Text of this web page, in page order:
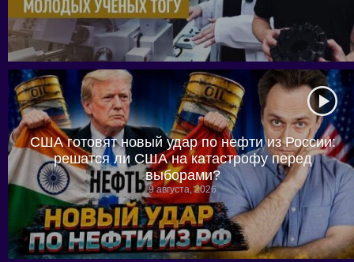
США готовят новый удар по нефти из России:
решатся ли США на катастрофу перед
выборами?
9 августа, 2026